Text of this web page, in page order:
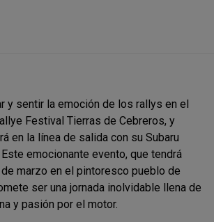
y sentir la emoción de los rallys en el
Festival Tierras de Cebreros, y
en la línea de salida con su Subaru
emocionante evento, que tendrá
marzo en el pintoresco pueblo de
ser una jornada inolvidable llena de
y pasión por el motor.